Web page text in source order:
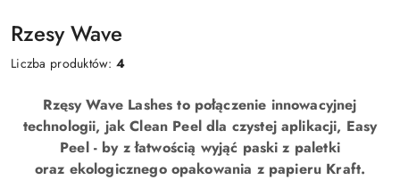
Rzesy Wave
Liczba produktów:4
Rzęsy Wave Lashes to połączenie innowacyjnej
technologii, jak Clean Peel dla czystej aplikacji, Easy
Peel - by z łatwością wyjąć paski z paletki
oraz ekologicznego opakowania z papieru Kraft.